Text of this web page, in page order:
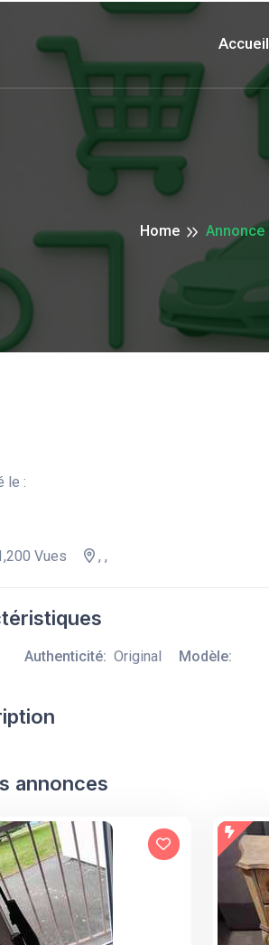
Accueil
Home Annonce
le :
Vues , ,
Authenticité: Original Modèle:
annonces